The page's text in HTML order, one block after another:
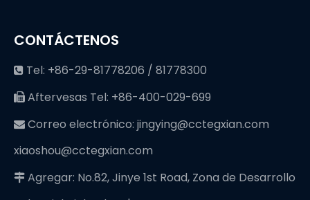
CONTÁCTENOS
 Tel: +86-29-81778206 / 81778300
 Aftervesas Tel: +86-400-029-699
 Correo electrónico: jingying@cctegxian.com
xiaoshou@cctegxian.com
 Agregar: No.82, Jinye 1st Road, Zona de Desarrollo